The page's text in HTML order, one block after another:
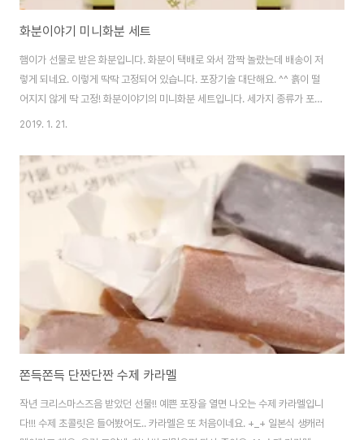
화분이야기 미니화분 세트
햄이가 선물로 받은 화분입니다. 화분이 택배로 와서 깜짝 놀랐는데 배송이 저
렇게 되네요. 이렇게 딱딱 고정되어 있습니다. 포장기술 대단해요. ^^ 흙이 떨
어지지 않게 딱 고정! 화분이야기의 미니화분 세트입니다. 세가지 종류가 포함
되어 있는데.. 참 예쁘네요. 원래 하나는 제방에 두려다가, 저렇게 두는게 예뻐
2019. 1. 21.
쫀득쫀득 단짠단짠 수제 카라멜
작년 크리스마스즈음 받았던 선물!! 예쁜 포장을 열면 나오는 수제 카라멜입니
다!!! 수제 초콜릿은 들어봤어도.. 카라멜은 또 처음이네요. +_+ 일본식 생캐러